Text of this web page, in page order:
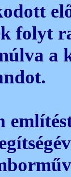
folyt
a